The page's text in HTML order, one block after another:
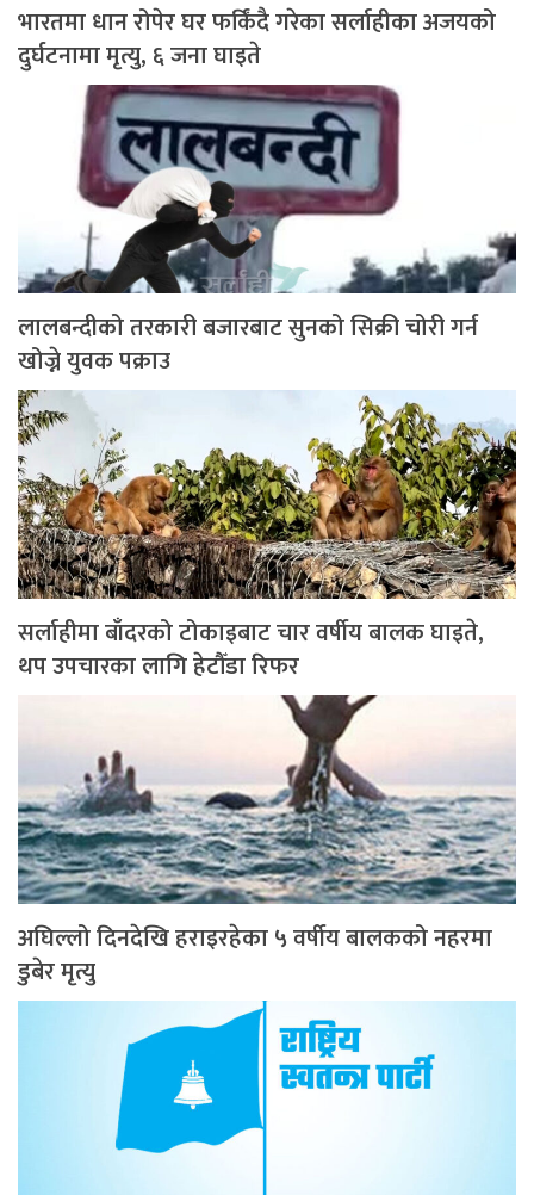
भारतमा धान रोपेर घर फर्किंदै गरेका सर्लाहीका अजयको
दुर्घटनामा मृत्यु, ६ जना घाइते
लालबन्दीको तरकारी बजारबाट सुनको सिक्री चोरी गर्न
खोज्ने युवक पक्राउ
सर्लाहीमा बाँदरको टोकाइबाट चार वर्षीय बालक घाइते,
थप उपचारका लागि हेटौँडा रिफर
अघिल्लो दिनदेखि हराइरहेका ५ वर्षीय बालकको नहरमा
डुबेर मृत्यु